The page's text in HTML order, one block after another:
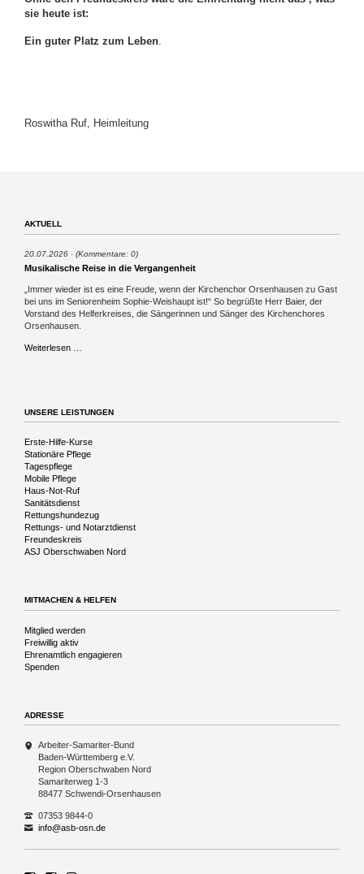
sie heute ist:
Ein guter Platz zum Leben.
Roswitha Ruf, Heimleitung
AKTUELL
20.07.2026 (Kommentare: 0)
Musikalische Reise in die Vergangenheit
„Immer wieder ist es eine Freude, wenn der Kirchenchor Orsenhausen zu Gast
bei uns im Seniorenheim Sophie-Weishaupt ist!“ So begrüßte Herr Baier, der
Vorstand des Helferkreises, die Sängerinnen und Sänger des Kirchenchores
Orsenhausen.
Weiterlesen …
UNSERE LEISTUNGEN
Navigation
überspringen
Erste-Hilfe-Kurse
Stationäre Pflege
Tagespflege
Mobile Pflege
Haus-Not-Ruf
Sanitätsdienst
Rettungshundezug
Rettungs- und Notarztdienst
Freundeskreis
ASJ Oberschwaben Nord
MITMACHEN & HELFEN
Navigation
überspringen
Mitglied werden
Freiwillig aktiv
Ehrenamtlich engagieren
Spenden
ADRESSE
Arbeiter-Samariter-Bund
Baden-Württemberg e.V.
Region Oberschwaben Nord
Samariterweg 1-3
88477 Schwendi-Orsenhausen
07353 9844-0
info@asb-osn.de